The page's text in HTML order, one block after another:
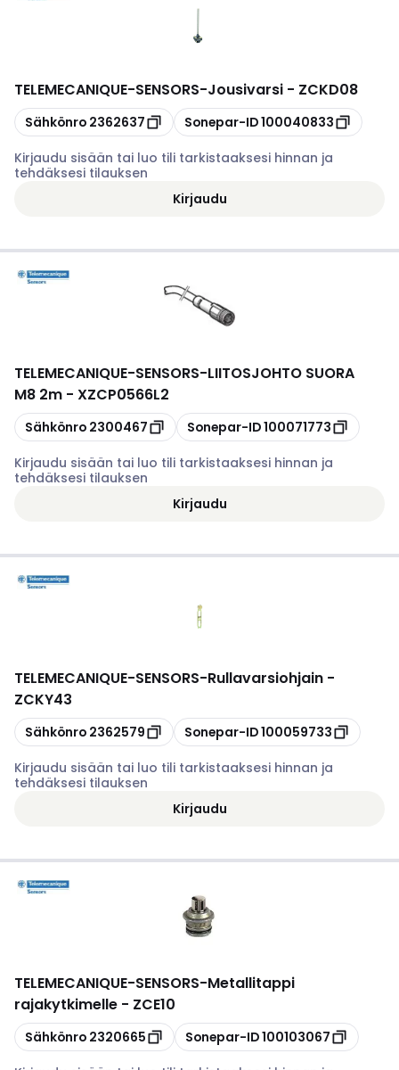
TELEMECANIQUE-SENSORS-Jousivarsi - ZCKD08
Kopioi
Sähkönro 2362637 Kopioi
Sonepar-ID100040833
Kirjaudu sisään tai luo tili tarkistaaksesi hinnan ja
tehdäksesi tilauksen
Kirjaudu
TELEMECANIQUE-SENSORS-LIITOSJOHTO SUORA
M8 2m - XZCP0566L2
Kopioi
Sähkönro 2300467 Kopioi
Sonepar-ID100071773
Kirjaudu sisään tai luo tili tarkistaaksesi hinnan ja
tehdäksesi tilauksen
Kirjaudu
TELEMECANIQUE-SENSORS-Rullavarsiohjain -
ZCKY43
Kopioi
Sähkönro 2362579 Kopioi
Sonepar-ID100059733
Kirjaudu sisään tai luo tili tarkistaaksesi hinnan ja
tehdäksesi tilauksen
Kirjaudu
TELEMECANIQUE-SENSORS-Metallitappi
rajakytkimelle - ZCE10
Kopioi
Sähkönro 2320665 Kopioi
Sonepar-ID100103067